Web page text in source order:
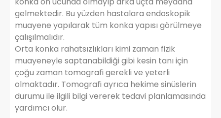
gelmektedir. Bu yüzden hastalara endoskopik
muayene yapılarak tüm konka yapısı görülmeye
çalışılmalıdır.
Orta konka rahatsızlıkları kimi zaman fizik
muayeneyle saptanabildiği gibi kesin tanı için
çoğu zaman tomografi gerekli ve yeterli
olmaktadır. Tomografi ayrıca hekime sinüslerin
durumu ile ilgili bilgi vererek tedavi planlamasında
yardımcı olur.